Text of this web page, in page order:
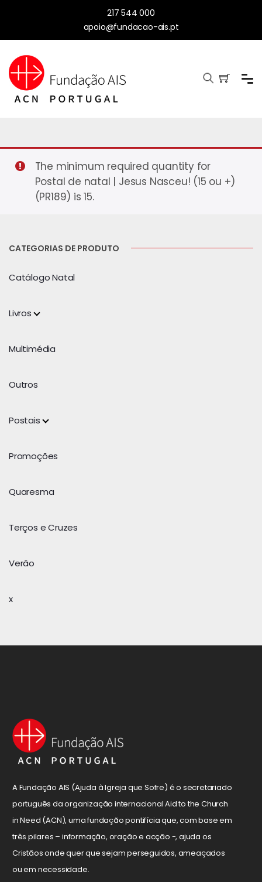
217 544 000
apoio@fundacao-ais.pt
The minimum required quantity for
Postal de natal | Jesus Nasceu! (15 ou +)
(PR189) is 15.
CATEGORIAS DE PRODUTO
Catálogo Natal
Livros
Multimédia
Outros
Postais
Promoções
Quaresma
Terços e Cruzes
Verão
x
A Fundação AIS (Ajuda à Igreja que Sofre) é o secretariado
português da organização internacional Aid to the Church
in Need (ACN), uma fundação pontifícia que, com base em
três pilares – informação, oração e acção -, ajuda os
Cristãos onde quer que sejam perseguidos, ameaçados
ou em necessidade.